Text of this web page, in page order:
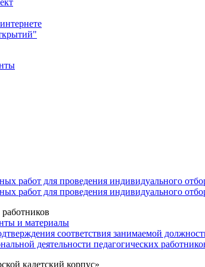
работ для проведения индивидуального
работ для проведения индивидуального
и материалы
соответствия занимаемой
деятельности педагогических
кадетский корпус»